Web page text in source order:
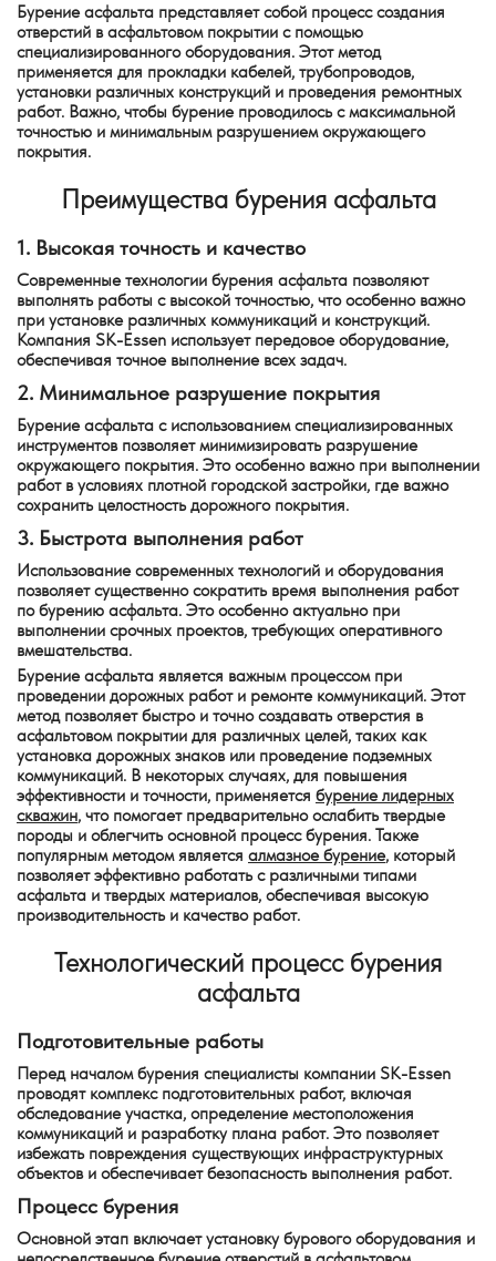
Бурение асфальта представляет собой процесс создания
отверстий в асфальтовом покрытии с помощью
специализированного оборудования. Этот метод
применяется для прокладки кабелей, трубопроводов,
установки различных конструкций и проведения ремонтных
работ. Важно, чтобы бурение проводилось с максимальной
точностью и минимальным разрушением окружающего
покрытия.
Преимущества бурения асфальта
1. Высокая точность и качество
Современные технологии бурения асфальта позволяют
выполнять работы с высокой точностью, что особенно важно
при установке различных коммуникаций и конструкций.
Компания SK-Essen использует передовое оборудование,
обеспечивая точное выполнение всех задач.
2. Минимальное разрушение покрытия
Бурение асфальта с использованием специализированных
инструментов позволяет минимизировать разрушение
окружающего покрытия. Это особенно важно при выполнении
работ в условиях плотной городской застройки, где важно
сохранить целостность дорожного покрытия.
3. Быстрота выполнения работ
Использование современных технологий и оборудования
позволяет существенно сократить время выполнения работ
по бурению асфальта. Это особенно актуально при
выполнении срочных проектов, требующих оперативного
вмешательства.
Бурение асфальта является важным процессом при
проведении дорожных работ и ремонте коммуникаций. Этот
метод позволяет быстро и точно создавать отверстия в
асфальтовом покрытии для различных целей, таких как
установка дорожных знаков или проведение подземных
коммуникаций. В некоторых случаях, для повышения
эффективности и точности, применяется бурение лидерных
скважин, что помогает предварительно ослабить твердые
породы и облегчить основной процесс бурения. Также
популярным методом является алмазное бурение, который
позволяет эффективно работать с различными типами
асфальта и твердых материалов, обеспечивая высокую
производительность и качество работ.
Технологический процесс бурения
асфальта
Подготовительные работы
Перед началом бурения специалисты компании SK-Essen
проводят комплекс подготовительных работ, включая
обследование участка, определение местоположения
коммуникаций и разработку плана работ. Это позволяет
избежать повреждения существующих инфраструктурных
объектов и обеспечивает безопасность выполнения работ.
Процесс бурения
Основной этап включает установку бурового оборудования и